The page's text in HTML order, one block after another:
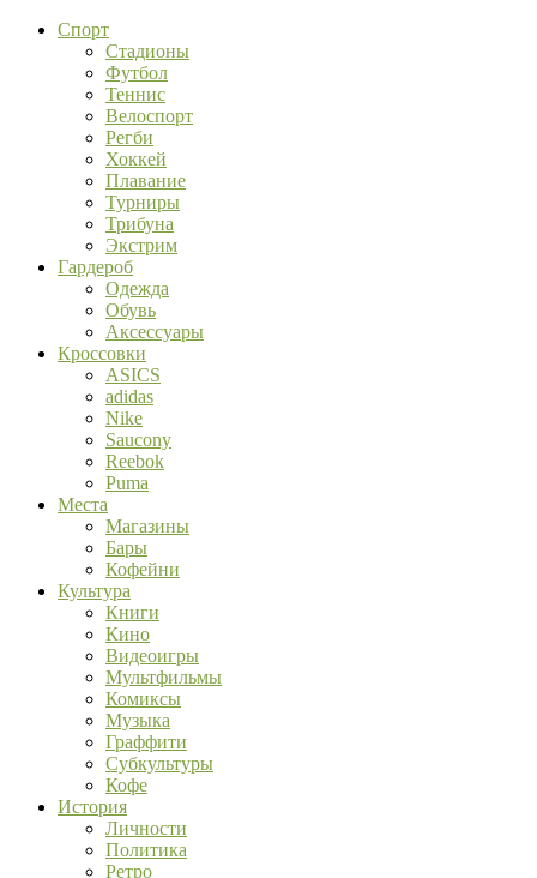
Спорт
Стадионы
Футбол
Теннис
Велоспорт
Регби
Хоккей
Плавание
Турниры
Трибуна
Экстрим
Гардероб
Одежда
Обувь
Аксессуары
Кроссовки
ASICS
adidas
Nike
Saucony
Reebok
Puma
Места
Магазины
Бары
Кофейни
Культура
Книги
Кино
Видеоигры
Мультфильмы
Комиксы
Музыка
Граффити
Субкультуры
Кофе
История
Личности
Политика
Ретро